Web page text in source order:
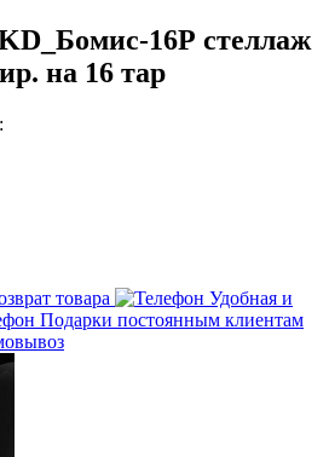
16Р стеллаж
на 16 тар
товара
Удобная и
Подарки постоянным клиентам